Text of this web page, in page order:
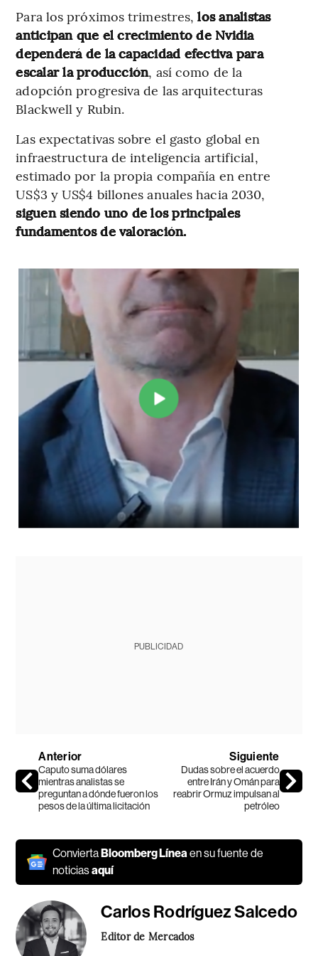
Para los próximos trimestres,los analistas
anticipan que el crecimiento de Nvidia
dependerá de la capacidad efectiva para
escalar la producción, así como de la
adopción progresiva de las arquitecturas
Blackwell y Rubin.
Las expectativas sobre el gasto global en
infraestructura de inteligencia artificial,
estimado por la propia compañía en entre
US$3 y US$4 billones anuales hacia 2030,
siguen siendo uno de los principales
fundamentos de valoración.
PUBLICIDAD
Anterior
Caputo suma dólares
mientras analistas se
preguntan a dónde fueron los
pesos de la última licitación
Siguiente
Dudas sobre el acuerdo
entre Irán y Omán para
reabrir Ormuz impulsan al
petróleo
ConviertaBloomberg Líneaen su fuente de
noticiasaquí
Carlos Rodríguez Salcedo
Editor de Mercados